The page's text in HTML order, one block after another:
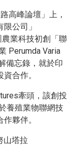
高峰論壇」上，
公司」
農業科技初創「聯
Perumda Varia
備忘錄，就於印
合作。
牽頭，該創投
養殖業物聯網技
夥伴。
山塔拉